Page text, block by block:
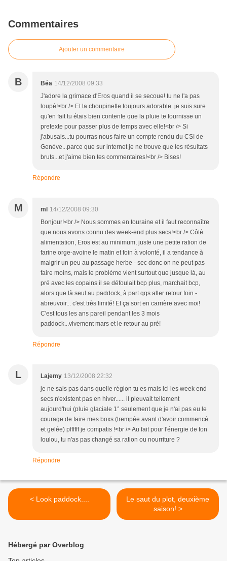
Commentaires
Ajouter un commentaire
B Béa 14/12/2008 09:33
J'adore la grimace d'Eros quand il se secoue! tu ne l'a pas
loupé!<br /> Et la choupinette toujours adorable..je suis sure
qu'en fait tu étais bien contente que la pluie te fournisse un
pretexte pour passer plus de temps avec elle!<br /> Si
j'abusais...tu pourras nous faire un compte rendu du CSI de
Genève...parce que sur internet je ne trouve que les résultats
bruts...et j'aime bien tes commentaires!<br /> Bises!
Répondre
M ml
14/12/2008 09:30
Bonjour!<br /> Nous sommes en touraine et il faut reconnaître
que nous avons connu des week-end plus secs!<br /> Côté
alimentation, Eros est au minimum, juste une petite ration de
farine orge-avoine le matin et foin à volonté, il a tendance à
maigrir un peu au passage herbe - sec donc on ne peut pas
faire moins, mais le problème vient surtout que jusque là, au
pré avec les copains il se défoulait bcp plus, marchait bcp,
alors que là seul au paddock, à part qqs aller retour foin -
abreuvoir... c'est très limité! Et ça sort en carrière avec moi!
C'est tous les ans pareil pendant les 3 mois
paddock...vivement mars et le retour au pré!
Répondre
L Lajemy 13/12/2008 22:32
je ne sais pas dans quelle région tu es mais ici les week end
secs n'existent pas en hiver...... il pleuvait tellement
aujourd'hui (pluie glaciale 1° seulement que je n'ai pas eu le
courage de faire mes boxs (trempée avant d'avoir commencé
et gelée) pffffff je compatis !<br /> Au fait pour l'énergie de ton
loulou, tu n'as pas changé sa ration ou nourriture ?
Répondre
< Look paddock....
Le saut du plot, deuxième
saison! >
Hébergé par Overblog